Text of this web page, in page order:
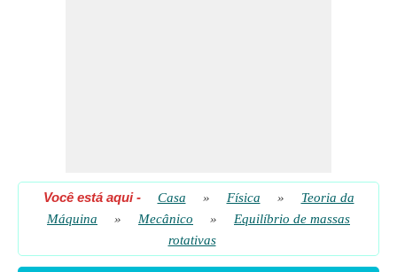
Você está aqui- Casa » Física »
Teoria da
Máquina
» Mecânico »
Equilíbrio de massas
rotativas